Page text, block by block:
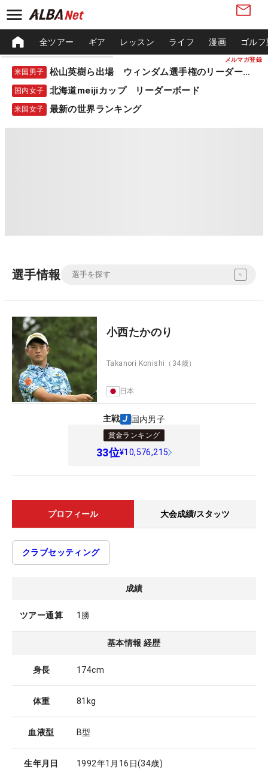
メルマガ登録
全ツアー ギア レッスン ライフ 漫画 ゴル
米国男子 松山英樹ら出場 ウィンダム選手権のリーダーボード
国内女子 北海道meijiカップ リーダーボード
米国女子 最新の世界ランキング
選手情報
小西たかのり
Takanori Konishi （34歳）
日本
主戦 国内男子
賞金ランキング
33位¥10,576,215
プロフィール 大会成績/スタッツ
クラブセッティング
成績
ツアー通算 1勝
基本情報 経歴
身長 174cm
体重 81kg
血液型 B型
生年月日 1992年1月16日(34歳)